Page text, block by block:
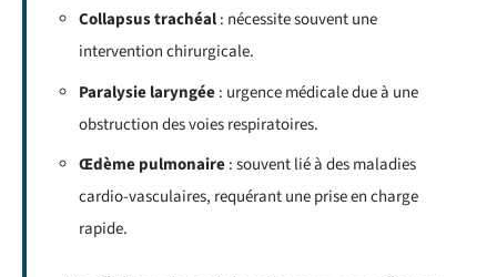
Collapsus trachéal: nécessite souvent une
intervention chirurgicale.
Paralysie laryngée: urgence médicale due à une
obstruction des voies respiratoires.
Œdème pulmonaire: souvent lié à des maladies
cardio-vasculaires, requérant une prise en charge
rapide.